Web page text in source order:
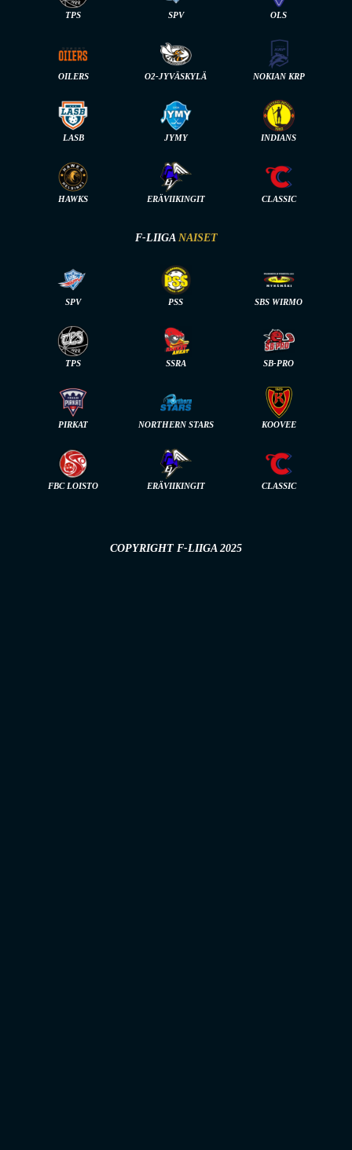
TPS SPV OLS
OILERS O2-JYVÄSKYLÄ NOKIAN KRP
LASB JYMY INDIANS
HAWKS ERÄVIIKINGIT CLASSIC
F-LIIGA NAISET
SPV PSS SBS WIRMO
TPS SSRA SB-PRO
PIRKAT NORTHERN STARS KOOVEE
FBC LOISTO ERÄVIIKINGIT CLASSIC
COPYRIGHT F-LIIGA 2025